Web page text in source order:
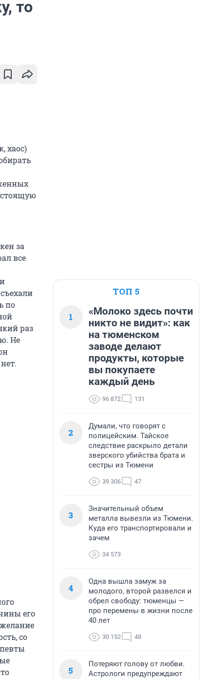
то
хаос)
за
все
по
раз
Не
его
со
ТОП 5
1
«Молоко здесь почти
никто не видит»: как
на тюменском
заводе делают
продукты, которые
вы покупаете
каждый день
96 872 131
2
Думали, что говорят с
полицейским. Тайское
следствие раскрыло детали
зверского убийства брата и
сестры из Тюмени
39 306 47
3
Значительный объем
металла вывезли из Тюмени.
Куда его транспортировали и
зачем
34 573
4
Одна вышла замуж за
молодого, второй развелся и
обрел свободу: тюменцы —
про перемены в жизни после
40 лет
30 152 48
5
Потеряют голову от любви.
Астрологи предупреждают